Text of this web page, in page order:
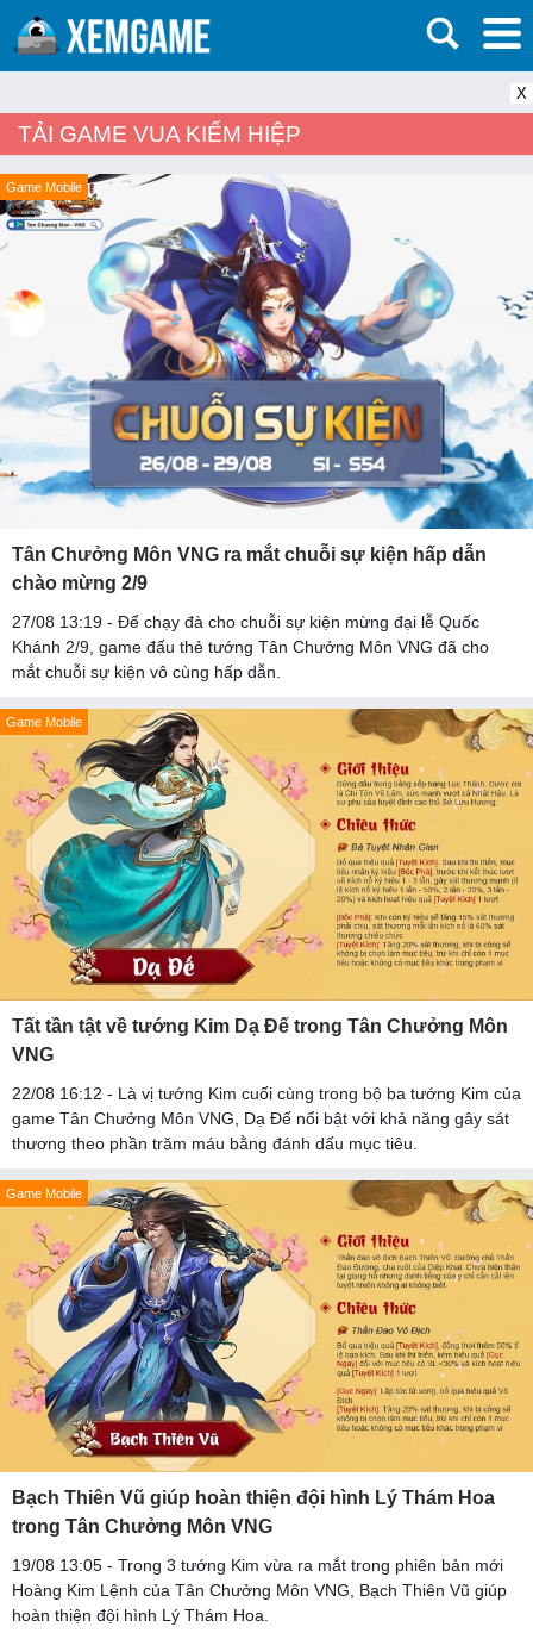
X
TẢI GAME VUA KIẾM HIỆP
Game Mobile
Tân Chưởng Môn VNG ra mắt chuỗi sự kiện hấp dẫn
chào mừng 2/9
27/08 13:19 - Để chạy đà cho chuỗi sự kiện mừng đại lễ Quốc
Khánh 2/9, game đấu thẻ tướng Tân Chưởng Môn VNG đã cho
mắt chuỗi sự kiện vô cùng hấp dẫn.
Game Mobile
Tất tần tật về tướng Kim Dạ Đế trong Tân Chưởng Môn
VNG
22/08 16:12 - Là vị tướng Kim cuối cùng trong bộ ba tướng Kim của
game Tân Chưởng Môn VNG, Dạ Đế nổi bật với khả năng gây sát
thương theo phần trăm máu bằng đánh dấu mục tiêu.
Game Mobile
Bạch Thiên Vũ giúp hoàn thiện đội hình Lý Thám Hoa
trong Tân Chưởng Môn VNG
19/08 13:05 - Trong 3 tướng Kim vừa ra mắt trong phiên bản mới
Hoàng Kim Lệnh của Tân Chưởng Môn VNG, Bạch Thiên Vũ giúp
hoàn thiện đội hình Lý Thám Hoa.